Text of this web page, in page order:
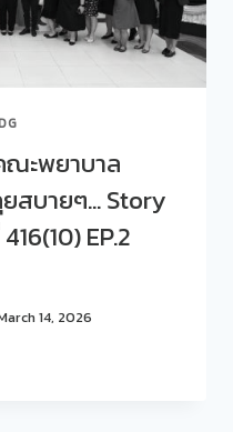
ะพยาบาล
สบายๆ… Story
EP.2
14, 2026